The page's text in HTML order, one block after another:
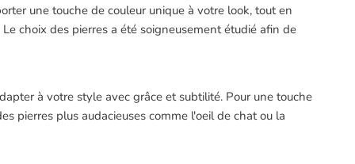
une touche de couleur unique à votre look, tout en
choix des pierres a été soigneusement étudié afin de
à votre style avec grâce et subtilité. Pour une touche
pierres plus audacieuses comme l'oeil de chat ou la